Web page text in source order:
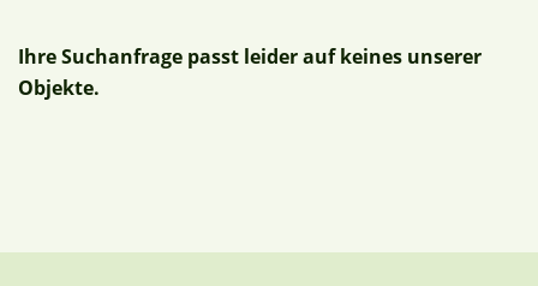
Ihre Suchanfrage passt leider auf keines unserer
Objekte.